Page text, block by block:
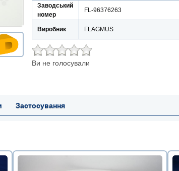
Заводський
номер
FL-96376263
Виробник FLAGMUS
Ви не голосували
Застосування